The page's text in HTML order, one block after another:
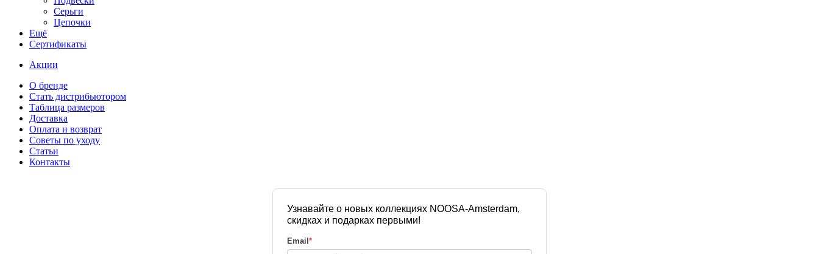
Серьги
Цепочки
Ещё
Сертификаты
Акции
О бренде
Стать дистрибьютором
Таблица размеров
Доставка
Оплата и возврат
Советы по уходу
Статьи
Контакты
Узнавайте о новых коллекциях NOOSA-Amsterdam,
скидках и подарках первыми!
Email *